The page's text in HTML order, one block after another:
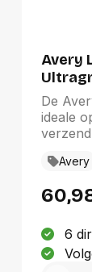
Avery
x 57
De
ideale
Avery
6